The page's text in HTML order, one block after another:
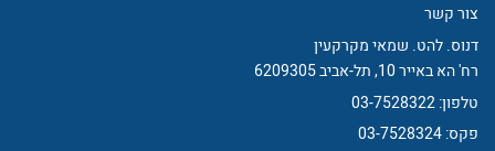
צור קשר
דנוס. להט. שמאי מקרקעין
רח' הא באייר 10, תל-אביב 6209305
טלפון:03-7528322
פקס:03-7528324